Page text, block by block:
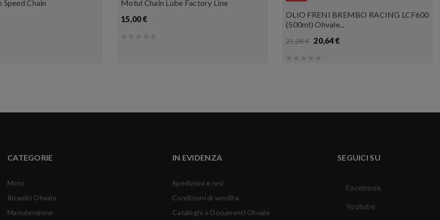
Chain
Motul Chain Lube Factory Line
15,00 €
OLIO FRENI BREMBO RACING LCF600
(500ml) Ohvale...
21,28 € 20,64 €
CATEGORIE
Moto
Ricambi Ohvale
Manutenzione
IN EVIDENZA
Spedizioni e resi
Condizioni di vendita
Cataloghi e Documenti Ohvale
SEGUICI SU
Facebook
Youtube